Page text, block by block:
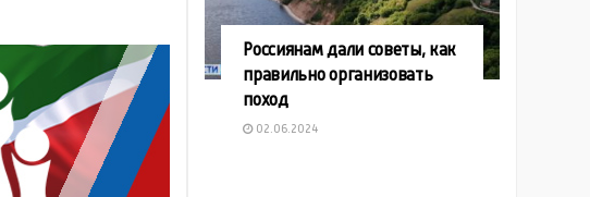
Россиянам дали советы, как
правильно организовать
поход
02.06.2024